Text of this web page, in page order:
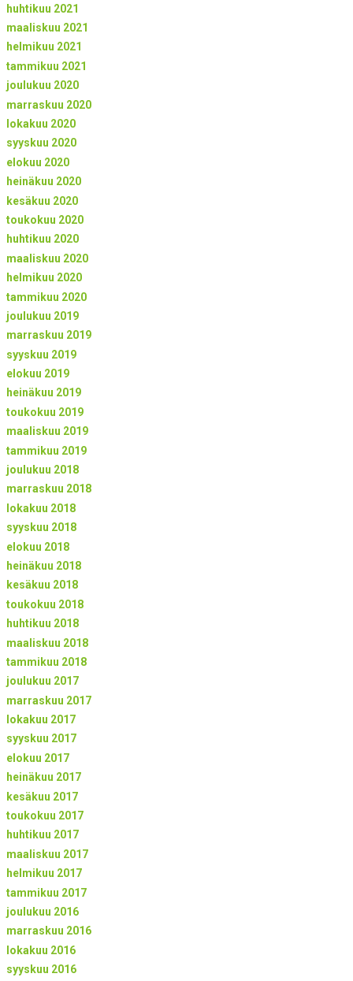
huhtikuu 2021
maaliskuu 2021
helmikuu 2021
tammikuu 2021
joulukuu 2020
marraskuu 2020
lokakuu 2020
syyskuu 2020
elokuu 2020
heinäkuu 2020
kesäkuu 2020
toukokuu 2020
huhtikuu 2020
maaliskuu 2020
helmikuu 2020
tammikuu 2020
joulukuu 2019
marraskuu 2019
syyskuu 2019
elokuu 2019
heinäkuu 2019
toukokuu 2019
maaliskuu 2019
tammikuu 2019
joulukuu 2018
marraskuu 2018
lokakuu 2018
syyskuu 2018
elokuu 2018
heinäkuu 2018
kesäkuu 2018
toukokuu 2018
huhtikuu 2018
maaliskuu 2018
tammikuu 2018
joulukuu 2017
marraskuu 2017
lokakuu 2017
syyskuu 2017
elokuu 2017
heinäkuu 2017
kesäkuu 2017
toukokuu 2017
huhtikuu 2017
maaliskuu 2017
helmikuu 2017
tammikuu 2017
joulukuu 2016
marraskuu 2016
lokakuu 2016
syyskuu 2016